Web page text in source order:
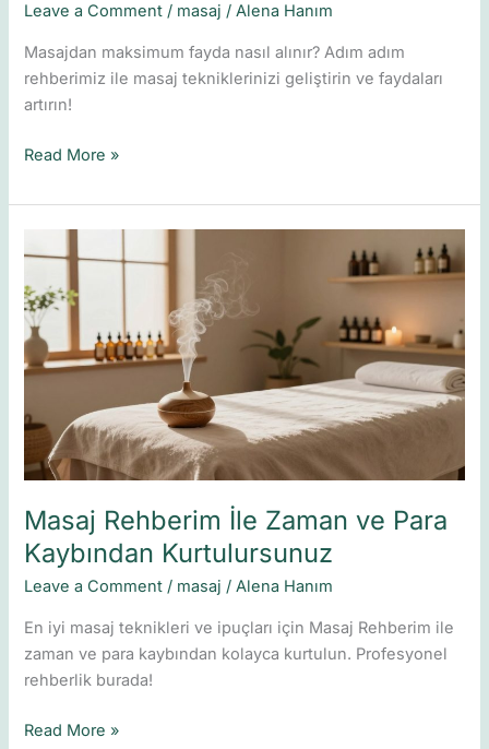
Leave a Comment / masaj /Alena Hanım
Masajdan maksimum fayda nasıl alınır? Adım adım
rehberimiz ile masaj tekniklerinizi geliştirin ve faydaları
artırın!
Read More »
Masaj Rehberim İle Zaman ve Para
Kaybından Kurtulursunuz
Leave a Comment / masaj /Alena Hanım
En iyi masaj teknikleri ve ipuçları için Masaj Rehberim ile
zaman ve para kaybından kolayca kurtulun. Profesyonel
rehberlik burada!
Rehberim
İle
Zaman
ve
Para
Kurtulursunuz
Read More »